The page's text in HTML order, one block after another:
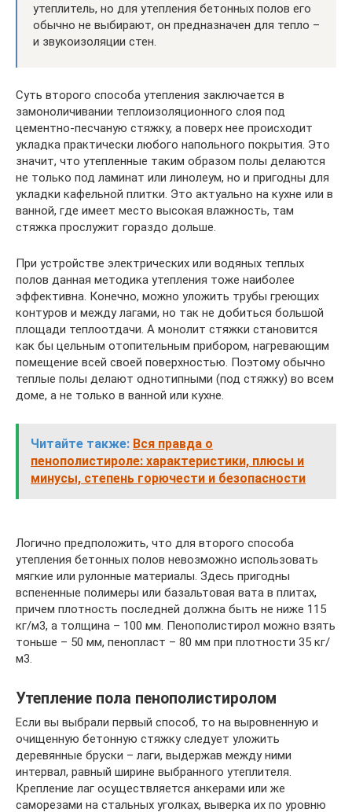
утеплитель, но для утепления бетонных полов его
обычно не выбирают, он предназначен для тепло –
и звукоизоляции стен.
Суть второго способа утепления заключается в
замоноличивании теплоизоляционного слоя под
цементно-песчаную стяжку, а поверх нее происходит
укладка практически любого напольного покрытия. Это
значит, что утепленные таким образом полы делаются
не только под ламинат или линолеум, но и пригодны для
укладки кафельной плитки. Это актуально на кухне или в
ванной, где имеет место высокая влажность, там
стяжка прослужит гораздо дольше.
При устройстве электрических или водяных теплых
полов данная методика утепления тоже наиболее
эффективна. Конечно, можно уложить трубы греющих
контуров и между лагами, но так не добиться большой
площади теплоотдачи. А монолит стяжки становится
как бы цельным отопительным прибором, нагревающим
помещение всей своей поверхностью. Поэтому обычно
теплые полы делают однотипными (под стяжку) во всем
доме, а не только в ванной или кухне.
Читайте также: Вся правда о
пенополистироле: характеристики, плюсы и
минусы, степень горючести и безопасности
Логично предположить, что для второго способа
утепления бетонных полов невозможно использовать
мягкие или рулонные материалы. Здесь пригодны
вспененные полимеры или базальтовая вата в плитах,
причем плотность последней должна быть не ниже 115
кг/м3, а толщина – 100 мм. Пенополистирол можно взять
тоньше – 50 мм, пенопласт – 80 мм при плотности 35 кг/
м3.
Утепление пола пенополистиролом
Если вы выбрали первый способ, то на выровненную и
очищенную бетонную стяжку следует уложить
деревянные бруски – лаги, выдержав между ними
интервал, равный ширине выбранного утеплителя.
Крепление лаг осуществляется анкерами или же
саморезами на стальных уголках, выверка их по уровню